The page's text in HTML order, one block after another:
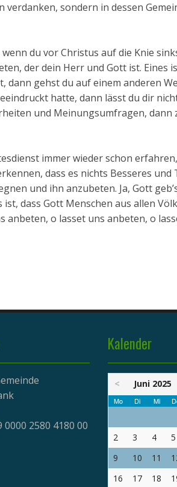
sondern in dessen
du vor Christus auf die Knie
der dein Herr und Gott ist. Eines
dann gehst du auf einem anderen
hatte, dann lässt du dir
und Meinungsumfragen, dann
immer wieder schon
dass es nichts Besseres und
und ihn anzubeten. Ja, Gott
dass Gott Menschen aus allen
anbeten, o lasset uns anbeten, o
0000 2580 4180 00
Kalender
< Juni 2025
Mo Di Mi
2
3 4 5
9
10 11
16
17 18